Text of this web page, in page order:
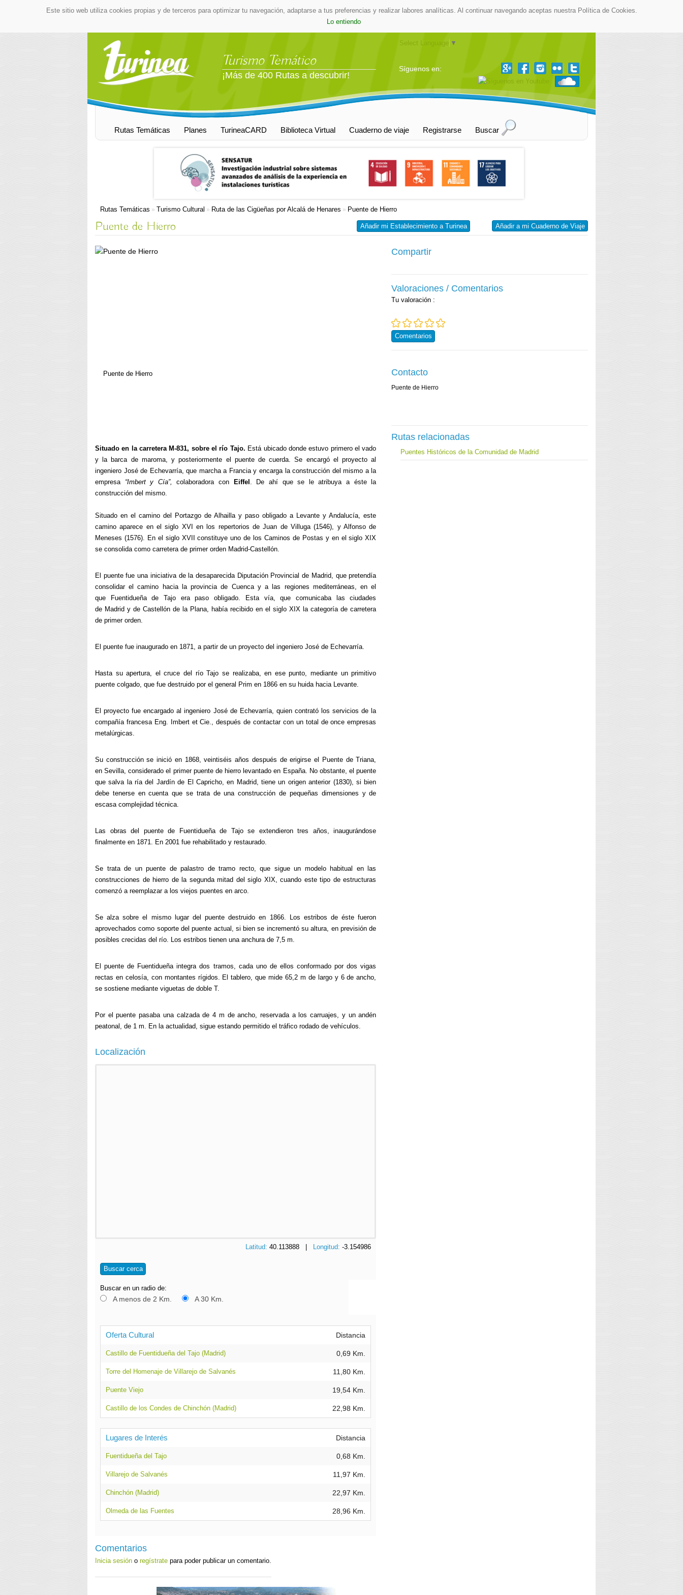
Este sitio web utiliza cookies propias y de terceros para optimizar tu navegación, adaptarse a tus preferencias y realizar labores analíticas. Al continuar navegando aceptas nuestra Política de Cookies.
Lo entiendo
Turismo Temático
¡Más de 400 Rutas a descubrir!
Select Language ▼
Síguenos en:
Rutas Temáticas Planes TurineaCARD Biblioteca Virtual Cuaderno de viaje Registrarse Buscar
Rutas Temáticas » Turismo Cultural » Ruta de las Cigüeñas por Alcalá de Henares » Puente de Hierro
Añadir a mi Cuaderno de Viaje
Añadir mi Establecimiento a Turinea
Puente de Hierro
Puente de Hierro
Situado en la carretera M-831, sobre el río Tajo. Está ubicado donde estuvo primero el vado
y la barca de maroma, y posteriormente el puente de cuerda. Se encargó el proyecto al
ingeniero José de Echevarría, que marcha a Francia y encarga la construcción del mismo a la
empresa “Imbert y Cía”, colaboradora con Eiffel . De ahí que se le atribuya a éste la
construcción del mismo.
Situado en el camino del Portazgo de Alhailla y paso obligado a Levante y Andalucía, este
camino aparece en el siglo XVI en los repertorios de Juan de Villuga (1546), y Alfonso de
Meneses (1576). En el siglo XVII constituye uno de los Caminos de Postas y en el siglo XIX
se consolida como carretera de primer orden Madrid-Castellón.
El puente fue una iniciativa de la desaparecida Diputación Provincial de Madrid, que pretendía
consolidar el camino hacia la provincia de Cuenca y a las regiones mediterráneas, en el
que Fuentidueña de Tajo era paso obligado. Esta vía, que comunicaba las ciudades
de Madrid y de Castellón de la Plana, había recibido en el siglo XIX la categoría de carretera
de primer orden.
El puente fue inaugurado en 1871, a partir de un proyecto del ingeniero José de Echevarría.
Hasta su apertura, el cruce del río Tajo se realizaba, en ese punto, mediante un primitivo
puente colgado, que fue destruido por el general Prim en 1866 en su huida hacia Levante.
El proyecto fue encargado al ingeniero José de Echevarría, quien contrató los servicios de la
compañía francesa Eng. Imbert et Cie., después de contactar con un total de once empresas
metalúrgicas.
Su construcción se inició en 1868, veintiséis años después de erigirse el Puente de Triana,
en Sevilla, considerado el primer puente de hierro levantado en España. No obstante, el puente
que salva la ría del Jardín de El Capricho, en Madrid, tiene un origen anterior (1830), si bien
debe tenerse en cuenta que se trata de una construcción de pequeñas dimensiones y de
escasa complejidad técnica.
Las obras del puente de Fuentidueña de Tajo se extendieron tres años, inaugurándose
finalmente en 1871. En 2001 fue rehabilitado y restaurado.
Se trata de un puente de palastro de tramo recto, que sigue un modelo habitual en las
construcciones de hierro de la segunda mitad del siglo XIX, cuando este tipo de estructuras
comenzó a reemplazar a los viejos puentes en arco.
Se alza sobre el mismo lugar del puente destruido en 1866. Los estribos de éste fueron
aprovechados como soporte del puente actual, si bien se incrementó su altura, en previsión de
posibles crecidas del río. Los estribos tienen una anchura de 7,5 m.
El puente de Fuentidueña integra dos tramos, cada uno de ellos conformado por dos vigas
rectas en celosía, con montantes rígidos. El tablero, que mide 65,2 m de largo y 6 de ancho,
se sostiene mediante viguetas de doble T.
Por el puente pasaba una calzada de 4 m de ancho, reservada a los carruajes, y un andén
peatonal, de 1 m. En la actualidad, sigue estando permitido el tráfico rodado de vehículos.
Localización
Latitud:40.113888 | Longitud:-3.154986
Buscar cerca
Buscar en un radio de:
A menos de 2 Km. A 30 Km.
Oferta Cultural Distancia
Castillo de Fuentidueña del Tajo (Madrid) 0,69 Km.
Torre del Homenaje de Villarejo de Salvanés 11,80 Km.
Puente Viejo 19,54 Km.
Castillo de los Condes de Chinchón (Madrid) 22,98 Km.
Lugares de Interés Distancia
Fuentidueña del Tajo 0,68 Km.
Villarejo de Salvanés 11,97 Km.
Chinchón (Madrid) 22,97 Km.
Olmeda de las Fuentes 28,96 Km.
Comentarios
Inicia sesión o regístrate para poder publicar un comentario.
Compartir
Valoraciones / Comentarios
Tu valoración :
Comentarios
Contacto
Puente de Hierro
Rutas relacionadas
Puentes Históricos de la Comunidad de Madrid